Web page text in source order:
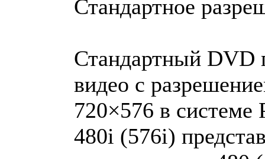
Стандартное
Стандартный DVD
видео с
720×576 в
480i (576i)